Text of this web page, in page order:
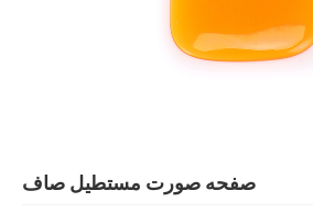
صفحه صورت مستطیل صاف